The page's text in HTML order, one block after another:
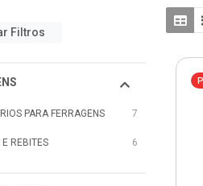
Filtros
PARA FERRAGENS 7
E REBITES 6